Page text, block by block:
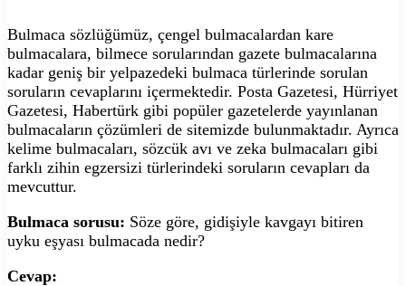
Bulmaca sözlüğümüz, çengel bulmacalardan kare
bulmacalara, bilmece sorularından gazete bulmacalarına
kadar geniş bir yelpazedeki bulmaca türlerinde sorulan
soruların cevaplarını içermektedir. Posta Gazetesi, Hürriyet
Gazetesi, Habertürk gibi popüler gazetelerde yayınlanan
bulmacaların çözümleri de sitemizde bulunmaktadır. Ayrıca
kelime bulmacaları, sözcük avı ve zeka bulmacaları gibi
farklı zihin egzersizi türlerindeki soruların cevapları da
mevcuttur.
Bulmaca sorusu: Söze göre, gidişiyle kavgayı bitiren
uyku eşyası bulmacada nedir?
Cevap: